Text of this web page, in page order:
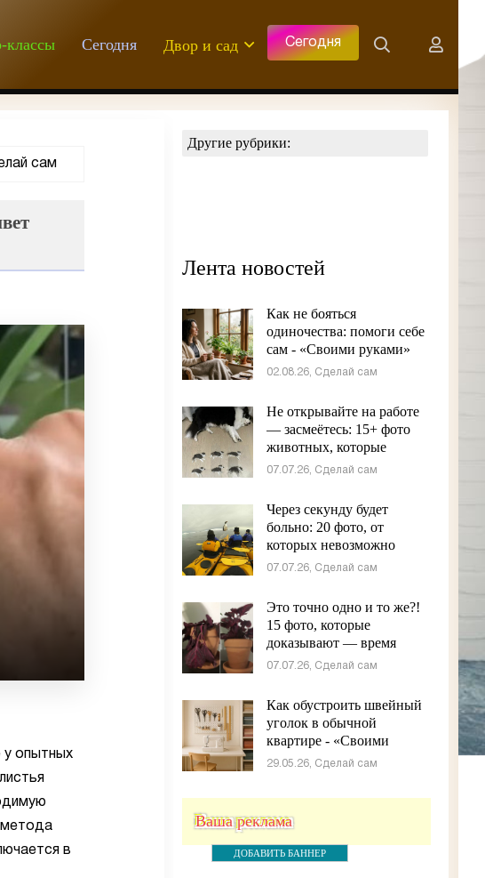
классы Сегодня Двор и сад Сегодня
сам
опытных
метода
в
Другие рубрики:
Лента новостей
Как не бояться
одиночества: помоги себе
сам - «Своими руками»
02.08.26, Сделай сам
Не открывайте на работе
— засмеётесь: 15+ фото
животных, которые
сломали серьёзность
07.07.26, Сделай сам
Через секунду будет
больно: 20 фото, от
которых невозможно
отвести взгляд - «Своими
07.07.26, Сделай сам
Это точно одно и то же?!
15 фото, которые
доказывают — время
творит невероятное -
07.07.26, Сделай сам
Как обустроить швейный
уголок в обычной
квартире - «Своими
руками»
29.05.26, Сделай сам
Ваша реклама
ДОБАВИТЬ БАННЕР